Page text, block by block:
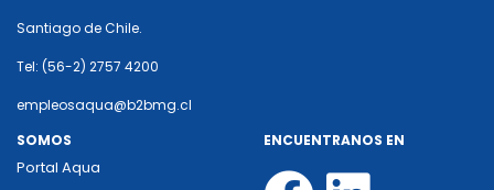
Santiago de Chile.
Tel: (56-2) 2757 4200
empleosaqua@b2bmg.cl
SOMOS
Portal Aqua
ENCUENTRANOS EN